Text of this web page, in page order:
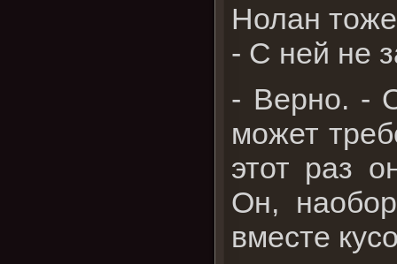
Нолан
- С ней не
- Верно. -
может
этот раз
Он,
вместе